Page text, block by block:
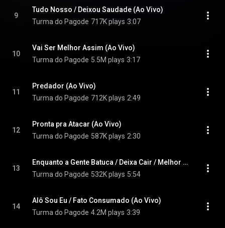
9
Tudo Nosso / Deixou Saudade (Ao Vivo)
Turma do Pagode 717K plays 3:07
10
Vai Ser Melhor Assim (Ao Vivo)
Turma do Pagode 5.5M plays 3:17
11
Predador (Ao Vivo)
Turma do Pagode 712K plays 2:49
12
Pronta pra Atacar (Ao Vivo)
Turma do Pagode 587K plays 2:30
13
Enquanto a Gente Batuca / Deixa Cair / Melhor pra Nós Dois (Ao Vivo) (feat. Prettos)
Turma do Pagode 532K plays 5:54
14
Alô Sou Eu / Fato Consumado (Ao Vivo)
Turma do Pagode 4.2M plays 3:39